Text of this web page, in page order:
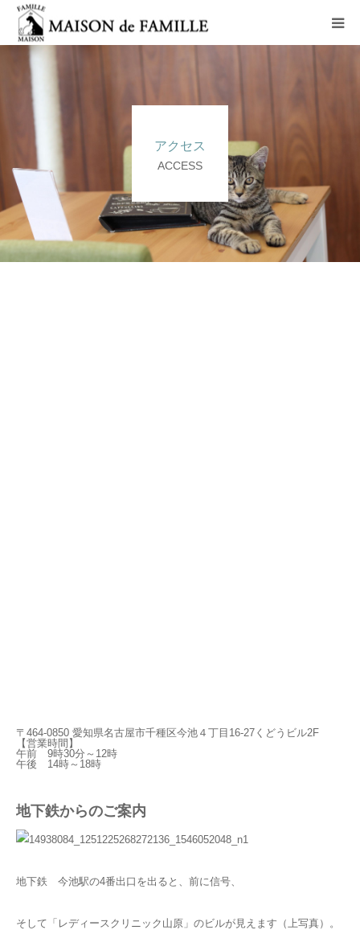
アクセス
ACCESS
〒464-0850 愛知県名古屋市千種区今池４丁目16-27くどうビル2F
【営業時間】
午前 9時30分～12時
午後 14時～18時
地下鉄からのご案内
地下鉄 今池駅の4番出口を出ると、前に信号、
そして「レディースクリニック山原」のビルが見えます（上写真）。
老猫ホーム
アクセス